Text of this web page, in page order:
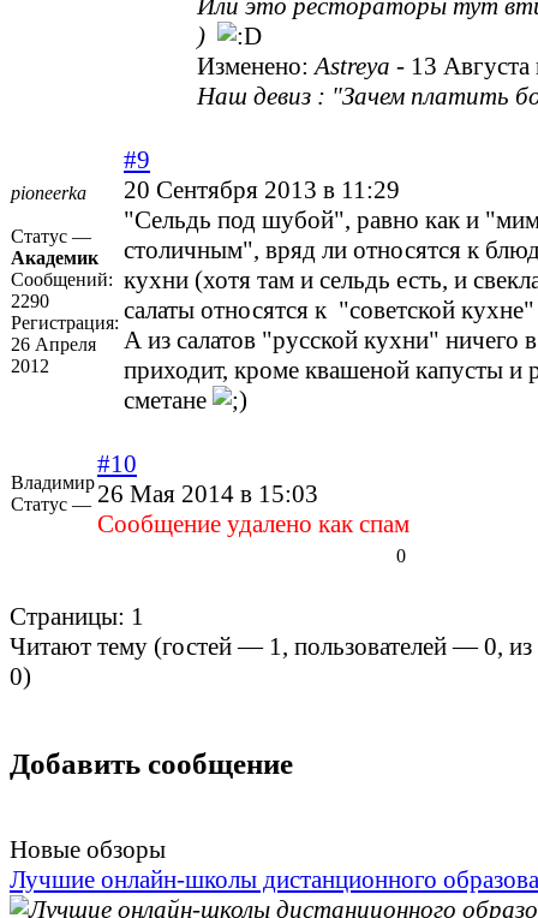
Или это рестораторы тут
)
Изменено:Astreya - 13
Наш девиз : "Зачем платить
pioneerka
Статус —
Академик
Сообщений:
2290
Регистрация:
26 Апреля
2012
#9
20 Сентября 2013 в 11:29
"Сельдь под шубой", равно как и
столичным", вряд ли относятся к
кухни (хотя там и сельдь есть, и
салаты относятся к "советской
А из салатов "русской кухни" ничего
приходит, кроме квашеной капусты и
сметане
Владимир
Статус —
#10
26 Мая 2014 в 15:03
Cообщение удалено как спам
0
Страницы: 1
Читают тему (гостей — 1, пользователей —0,
0)
Добавить сообщение
Новые обзоры
Лучшие онлайн-школы дистанционного